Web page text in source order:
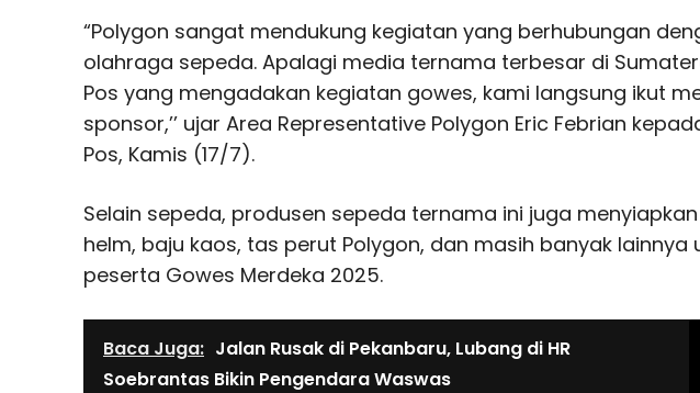
“Polygon sangat mendukung kegiatan yang berhubungan
olahraga sepeda. Apalagi media ternama terbesar di
Pos yang mengadakan kegiatan gowes, kami langsung ikut
sponsor,’’ ujar Area Representative Polygon Eric Febrian
Pos, Kamis (17/7).
Selain sepeda, produsen sepeda ternama ini juga
helm, baju kaos, tas perut Polygon, dan masih banyak lainnya
peserta Gowes Merdeka 2025.
Baca Juga: Jalan Rusak di Pekanbaru, Lubang di HR
Soebrantas Bikin Pengendara Waswas